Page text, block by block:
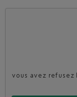
vous avez